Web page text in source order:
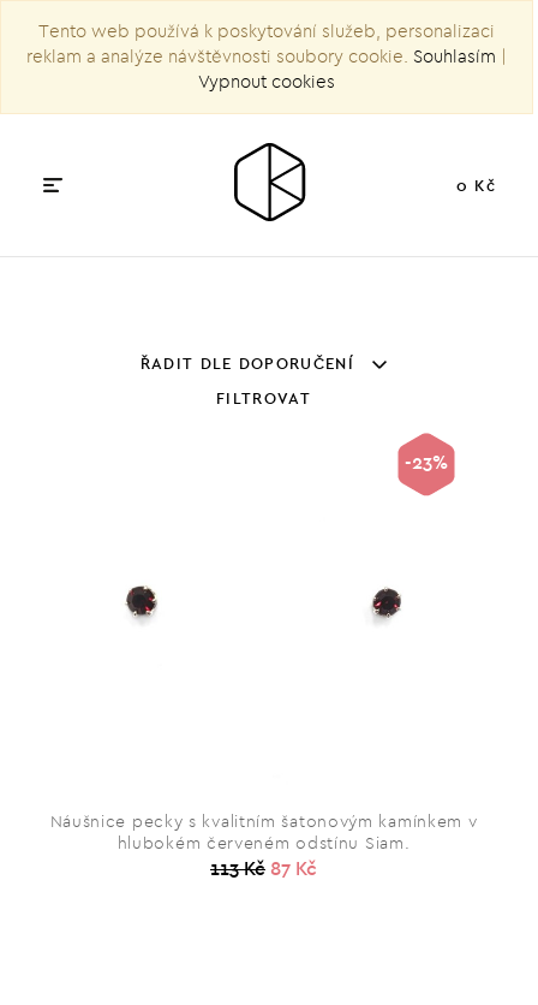
Tento web používá k poskytování služeb, personalizaci
reklam a analýze návštěvnosti soubory cookie. Souhlasím |
Vypnout cookies
0 Kč
ŘADIT DLE DOPORUČENÍ
FILTROVAT
Náušnice pecky s kvalitním šatonovým kamínkem v
hlubokém červeném odstínu Siam.
113 Kč 87 Kč
-23%